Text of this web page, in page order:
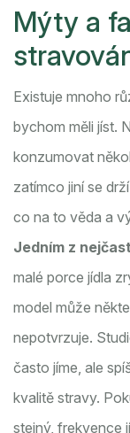
Mýty a
Existuje mnoho
bychom měli jíst.
konzumovat
zatímco jiní se
co na to věda a
Jedním z
malé porce jídla
model může
nepotvrzuje.
často jíme, ale
kvalitě stravy.
stejný, frekvence